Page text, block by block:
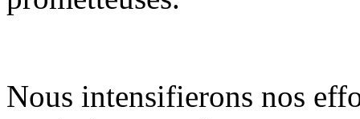
Nous intensifierons nos